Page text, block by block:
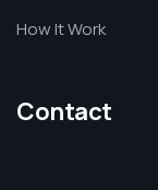
How It Work
Contact